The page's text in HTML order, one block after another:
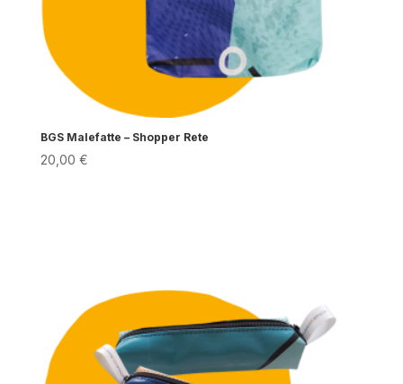
BGS Malefatte – Shopper Rete
20,00 €